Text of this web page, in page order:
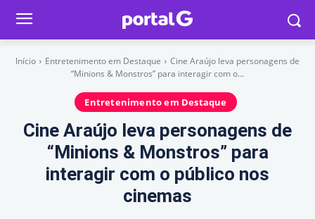
Início Entretenimento em Destaque
Cine Araújo leva personagens de
“Minions & Monstros” para interagir com o...
Entretenimento em Destaque
Cine Araújo leva personagens de
“Minions & Monstros” para
interagir com o público nos
cinemas